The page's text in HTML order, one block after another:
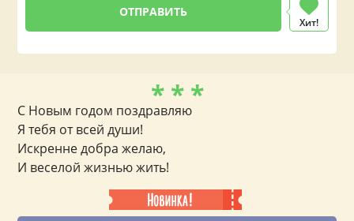
Хит!
* * *
С Новым годом поздравляю
Я тебя от всей души!
Искренне добра желаю,
И веселой жизнью жить!